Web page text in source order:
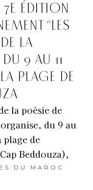
ÉDITION
“LES
LA
DU 9 AU 11
PLAGE DE
la poésie de
du 9 au
plage de
Beddouza),
DU MAROC